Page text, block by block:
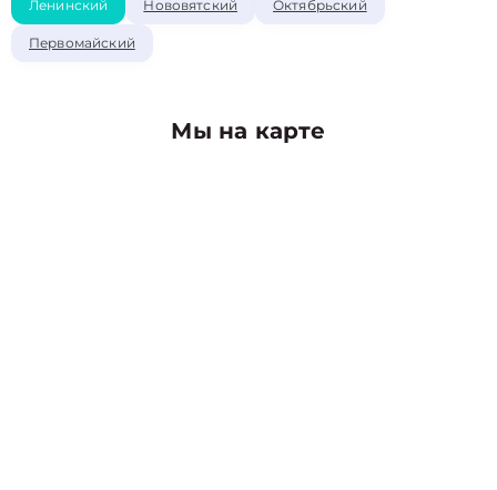
Ленинский Нововятский Октябрьский
Первомайский
Мы на карте